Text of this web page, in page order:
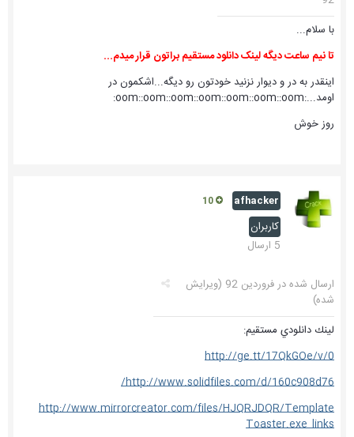
با سلام...
تا نیم ساعت دیگه لینک دانلود مستقیم براتون قرار میدم...
اینقدر به در و دیوار نزنید خودتون رو دیگه...اشکمون در
اومد...:oom::oom::oom::oom::oom::oom::oom:
روز خوش
afhacker
کاربران
5 ارسال
ارسال شده درفروردین 92
(ویرایش
شده)
لينك دانلودي مستقيم:
http://ge.tt/17QkGOe/v/0
http://www.solidfiles.com/d/160c908d76/
http://www.mirrorcreator.com/files/HJQRJDQR/Template
Toaster.exe_links